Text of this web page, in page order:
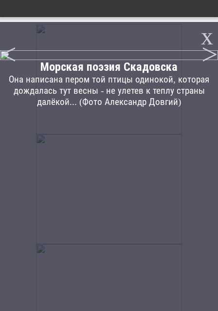
x
< >
Морская поэзия Скадовска
Она написана пером той птицы одинокой, которая
дождалась тут весны - не улетев к теплу страны
далёкой... (Фото Александр Довгий)